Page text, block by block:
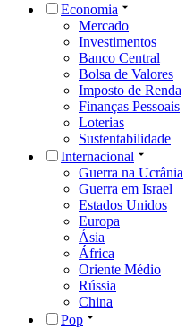
Economia
Mercado
Investimentos
Banco Central
Bolsa de Valores
Imposto de Renda
Finanças Pessoais
Loterias
Sustentabilidade
Internacional
Guerra na Ucrânia
Guerra em Israel
Estados Unidos
Europa
Ásia
África
Oriente Médio
Rússia
China
Pop